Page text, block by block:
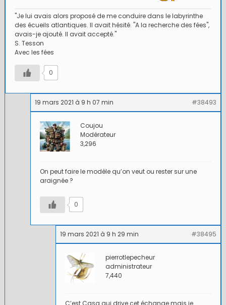
"Je lui avais alors proposé de me conduire dans le labyrinthe
des écueils atlantiques. Il avait hésité. "A la recherche des fées",
avais-je ajouté. Il avait accepté."
S. Tesson
Avec les fées
0
19 mars 2021 à 9 h 07 min #38493
Coujou
Modérateur
3,296
On peut faire le modèle qu’on veut ou rester sur une
araignée ?
0
19 mars 2021 à 9 h 29 min #38495
pierrotlepecheur
administrateur
7,440
C’est Casa qui drive cet échange mais je